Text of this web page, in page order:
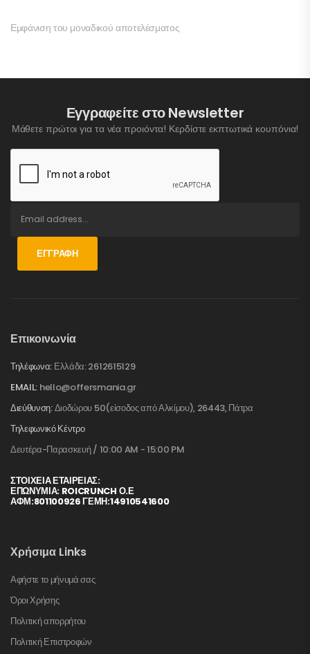
Εμφάνιση του μοναδικού αποτελέσματος
Εγγραφείτε στο Newsletter
Μάθετε πρώτοι για τα νέα προιόντα! Κερδίστε εκπτωτικά κουπόνια!
ΕΓΓΡΑΦΉ
Επικοινωνία
Τηλέφωνα: Ελλάδα: 2612615129
EMAIL: hello@offersmania.gr
Διεύθυνση:Διοδώρου 50(είσοδος από Αλκίμου), 26443, Πάτρα
Τηλεφωνικό Κέντρο
Δευτέρα-Παρασκευή / 10:00 AM - 15:00 PM
ΣΤΟΙΧΕΊΑ ΕΤΑΙΡΕΊΑΣ:
ΕΠΩΝΥΜΙΑ: ROICRUNCH Ο.Ε
ΑΦΜ:801100926 ΓΕΜΗ:14910541600
Χρήσιμα Links
Αφήστε το μήνυμά σας
Όροι Χρήσης
Πολιτική απορρήτου
Πολιτική Επιστροφών